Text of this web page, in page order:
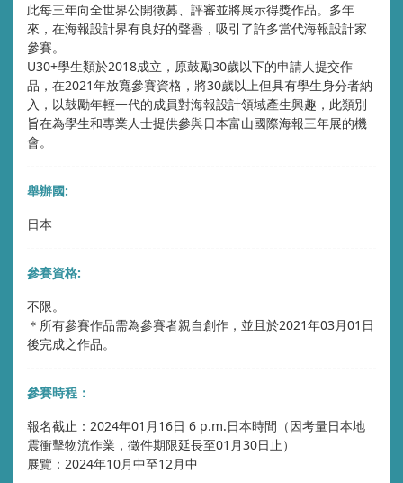
此每三年向全世界公開徵募、評審並將展示得獎作品。多年
來，在海報設計界有良好的聲譽，吸引了許多當代海報設計家
參賽。
U30+學生類於2018成立，原鼓勵30歲以下的申請人提交作
品，在2021年放寬參賽資格，將30歲以上但具有學生身分者納
入，以鼓勵年輕一代的成員對海報設計領域產生興趣，此類別
旨在為學生和專業人士提供參與日本富山國際海報三年展的機
會。
舉辦國:
日本
參賽資格:
不限。
＊所有參賽作品需為參賽者親自創作，並且於2021年03月01日
後完成之作品。
參賽時程：
報名截止：2024年01月16日 6 p.m.日本時間（因考量日本地
震衝擊物流作業，徵件期限延長至01月30日止）
展覽：2024年10月中至12月中